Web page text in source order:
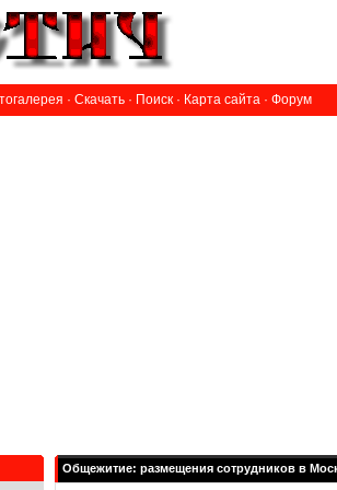
· Скачать · Поиск · Карта сайта · Форум
Общежитие: размещения сотрудников в